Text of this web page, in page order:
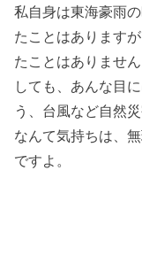
私自身は東海豪雨
たことはあります
たことはありませ
しても、あんな目
う、台風など自然
なんて気持ちは、
ですよ。